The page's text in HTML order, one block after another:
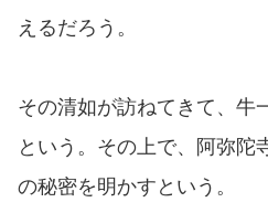
えるだろう。
その清如が訪ねてきて、牛
という。その上で、阿弥陀
の秘密を明かすという。